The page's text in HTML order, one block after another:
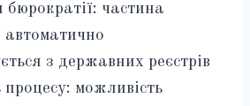
частина
автоматично
з державних реєстрів
процесу: можливість